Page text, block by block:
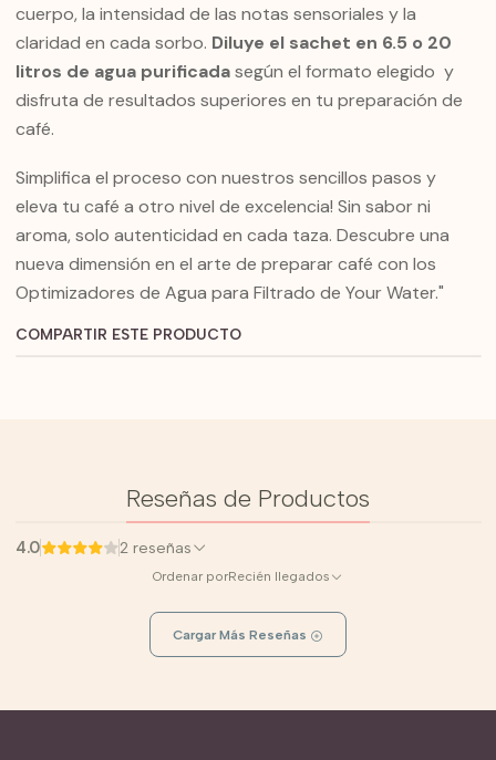
cuerpo, la intensidad de las notas sensoriales y la
claridad en cada sorbo. Diluye el sachet en 6.5 o 20
litros de agua purificadasegún el formato elegido y
disfruta de resultados superiores en tu preparación de
café.
Simplifica el proceso con nuestros sencillos pasos y
eleva tu café a otro nivel de excelencia! Sin sabor ni
aroma, solo autenticidad en cada taza. Descubre una
nueva dimensión en el arte de preparar café con los
Optimizadores de Agua para Filtrado de Your Water."
COMPARTIR ESTE PRODUCTO
Reseñas de Productos
4.0 2 reseñas
Ordenar porRecién llegados
Cargar Más Reseñas